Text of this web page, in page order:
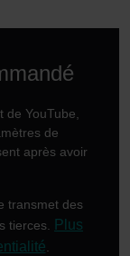
de YouTube,
de
après avoir
transmet des
tierces. Plus
.